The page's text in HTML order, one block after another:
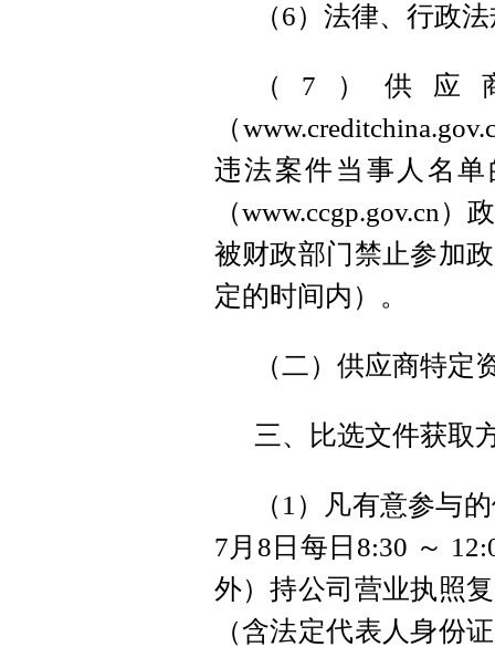
（6）法律、行政
（7）供应
（
违法案件当事人名
（www.ccgp.gov.cn
被财政部门禁止参加
定的时间内）。
（二）供应商特定
三、比选文件获取
（1）凡有意参与
7月8日每日8:30 ～
外）持公司营业执照
（含法定代表人身份